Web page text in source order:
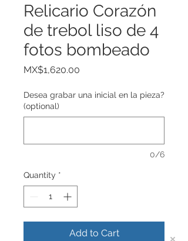
Relicario Corazón
de trebol liso de 4
fotos bombeado
MX$1,620.00
Desea grabar una inicial en la pieza?
(optional)
0/6
Quantity *
Add to Cart